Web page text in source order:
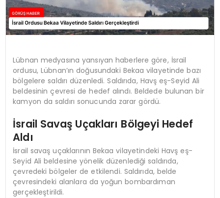
Lübnan medyasına yansıyan haberlere göre, İsrail
ordusu, Lübnan’ın doğusundaki Bekaa vilayetinde bazı
bölgelere saldırı düzenledi. Saldırıda, Havş eş-Seyid Ali
beldesinin çevresi de hedef alındı. Beldede bulunan bir
kamyon da saldırı sonucunda zarar gördü.
İsrail Savaş Uçakları Bölgeyi Hedef
Aldı
İsrail savaş uçaklarının Bekaa vilayetindeki Havş eş-
Seyid Ali beldesine yönelik düzenlediği saldırıda,
çevredeki bölgeler de etkilendi. Saldırıda, belde
çevresindeki alanlara da yoğun bombardıman
gerçekleştirildi.